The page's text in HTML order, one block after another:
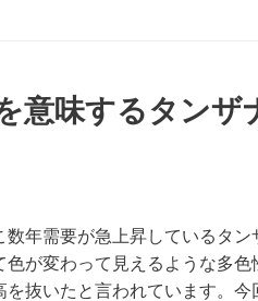
意味するタン
年需要が急上昇しているタ
が変わって見えるような多色
抜いたと言われています。